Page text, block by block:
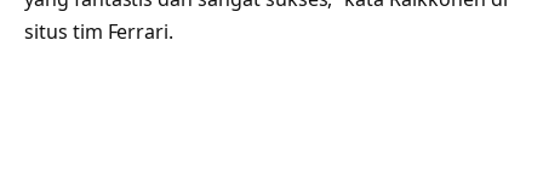
situs tim Ferrari.